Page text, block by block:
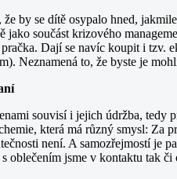
že by se dítě osypalo hned,
jako součást krizového
Dají se navíc koupit i tzv.
Neznamená to, že byste je
souvisí i jejich údržba, tedy
která má různý smysl: Za
není. A samozřejmostí je
oblečením jsme v kontaktu tak